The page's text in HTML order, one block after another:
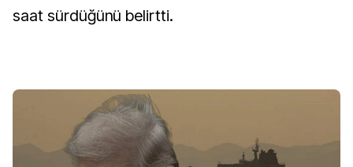
saat sürdüğünü belirtti.